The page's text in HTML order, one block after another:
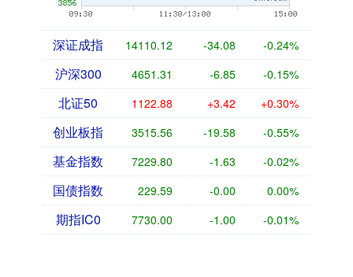
深证成指 14110.12 -34.08 -0.24%
沪深300 4651.31 -6.85 -0.15%
北证50 1122.88 +3.42 +0.30%
创业板指 3515.56 -19.58 -0.55%
基金指数 7229.80 -1.63 -0.02%
国债指数 229.59 -0.00 0.00%
期指IC0 7730.00 -1.00 -0.01%